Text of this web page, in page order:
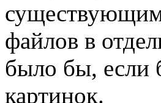
файлов в
было бы, если
картинок.